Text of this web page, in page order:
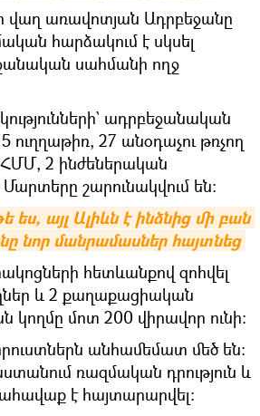
վաղ առավոտյան Ադրբեջանը
հարձակում է սկսել
սահմանի ողջ
ադրբեջանական
5 ուղղաթիռ, 27 անօդաչու թռչող
2 ինժեներական
շարունակվում են։
ես, այլ Ալիևն է ինձնից մի բան
նոր մանրամասներ հայտնեց
հետևանքով զոհվել
և 2 քաղաքացիական
կողմը մոտ 200 վիրավոր ունի։
անհամեմատ մեծ են։
ռազմական դրություն և
է հայտարարվել։